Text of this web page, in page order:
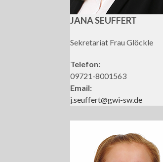
JANA SEUFFERT
Sekretariat Frau Glöckle
Telefon:
09721-8001563
Email:
j.seuffert@gwi-sw.de